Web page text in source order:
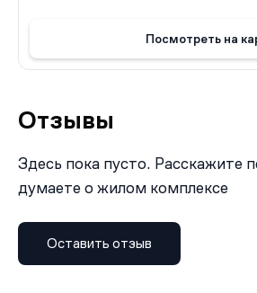
Посмотреть на
Отзывы
Здесь пока пусто. Расскажите
думаете о жилом комплексе
Оставить отзыв